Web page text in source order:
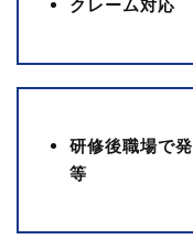
クレーム対応
研修後職場で
等